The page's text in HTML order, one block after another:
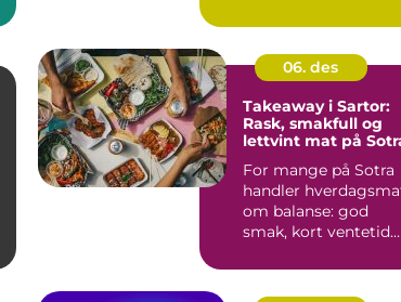
båd...
06. des
Takeaway i Sartor:
Rask, smakfull og
lettvint mat på
For mange på Sotra
handler
om balanse: god
smak, kort ventetid